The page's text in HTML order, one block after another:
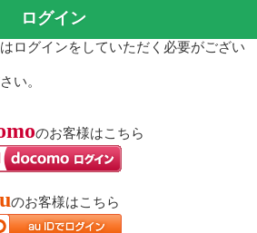
ログイン
ログインをしていただく必要がござい
い。
のお客様はこちら
のお客様はこちら